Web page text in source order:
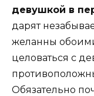
девушкой в
дарят
желанны
целоваться с
Обязательно